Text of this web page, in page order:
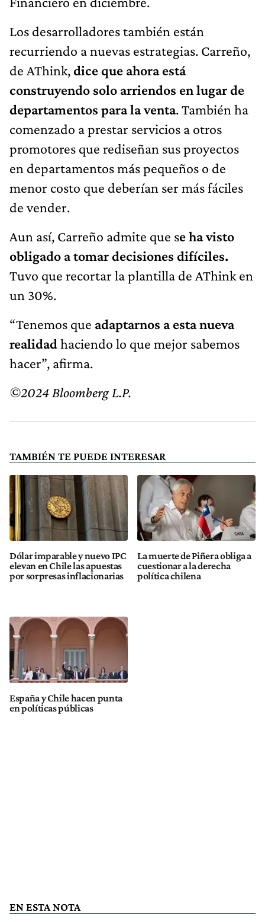
Los desarrolladores también están
recurriendo a nuevas estrategias. Carreño,
de AThink,dice que ahora está
construyendo solo arriendos en lugar de
departamentos para la venta. También ha
comenzado a prestar servicios a otros
promotores que rediseñan sus proyectos
en departamentos más pequeños o de
menor costo que deberían ser más fáciles
de vender.
Aun así, Carreño admite que se ha visto
obligado a tomar decisiones difíciles.
Tuvo que recortar la plantilla de AThink en
un 30%.
“Tenemos que adaptarnos a esta nueva
realidadhaciendo lo que mejor sabemos
hacer”, afirma.
©2024 Bloomberg L.P.
TAMBIÉN TE PUEDE INTERESAR
Dólar imparable y nuevo IPC
elevan en Chile las apuestas
por sorpresas inflacionarias
La muerte de Piñera obliga a
cuestionar a la derecha
política chilena
España y Chile hacen punta
en políticas públicas
EN ESTA NOTA